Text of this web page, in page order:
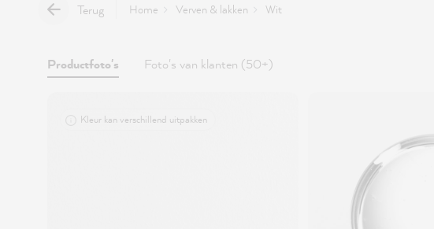
Terug Home Verven & lakken Wit
Productfoto's Foto's van klanten (50+)
Kleur kan verschillend uitpakken